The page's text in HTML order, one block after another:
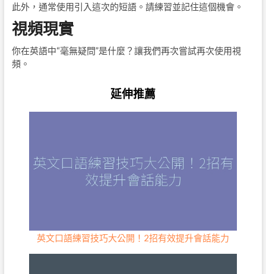
此外，通常使用引入這次的短語。請練習並記住這個機會。
視頻現實
你在英語中“毫無疑問”是什麼？讓我們再次嘗試再次使用視
頻。
延伸推薦
英文口語練習技巧大公開！2招有效提升會話能力